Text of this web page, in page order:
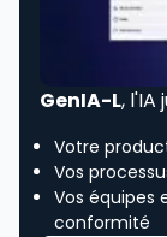
GenIA-L, l'IA
Votre
Vos
Vos équipes
conformité